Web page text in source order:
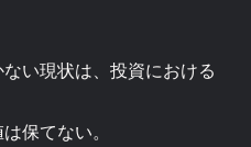
い現状は、投資における
保てない。